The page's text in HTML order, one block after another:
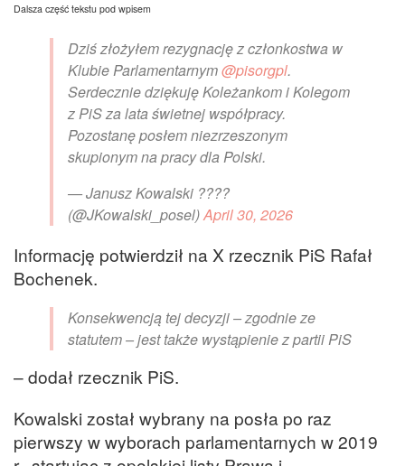
Dalsza część tekstu pod wpisem
Dziś złożyłem rezygnację z członkostwa w
Klubie Parlamentarnym@pisorgpl.
Serdecznie dziękuję Koleżankom i Kolegom
z PiS za lata świetnej współpracy.
Pozostanę posłem niezrzeszonym
skupionym na pracy dla Polski.
— Janusz Kowalski ????
(@JKowalski_posel)April 30, 2026
Informację potwierdził na X rzecznik PiS Rafał
Bochenek.
Konsekwencją tej decyzji – zgodnie ze
statutem – jest także wystąpienie z partii PiS
– dodał rzecznik PiS.
Kowalski został wybrany na posła po raz
pierwszy w wyborach parlamentarnych w 2019